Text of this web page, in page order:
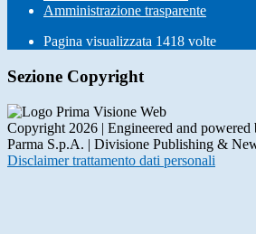
Amministrazione trasparente
Pagina visualizzata 1418 volte
Sezione Copyright
Copyright 2026 | Engineered and
Parma S.p.A. | Divisione Publishing &
Disclaimer trattamento dati personali